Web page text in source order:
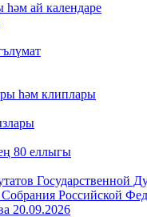
ай календаре
һәм клиплары
80 еллыгы
Государственной
Российской
20.09.2026